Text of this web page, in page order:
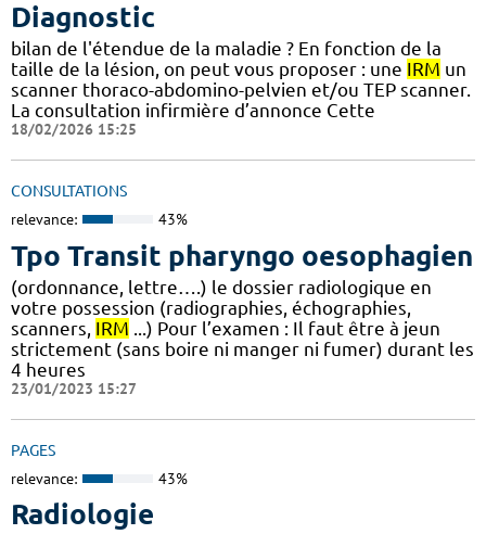
Diagnostic
bilan de l'étendue de la maladie ? En fonction de la
taille de la lésion, on peut vous proposer : une IRM un
scanner thoraco-abdomino-pelvien et/ou TEP scanner.
La consultation infirmière d’annonce Cette
18/02/2026 15:25
CONSULTATIONS
relevance: 43%
Tpo Transit pharyngo oesophagien
(ordonnance, lettre….) le dossier radiologique en
votre possession (radiographies, échographies,
scanners, IRM ...) Pour l’examen : Il faut être à jeun
strictement (sans boire ni manger ni fumer) durant les
4 heures
23/01/2023 15:27
PAGES
relevance: 43%
Radiologie